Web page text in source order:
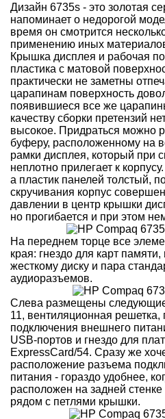
Дизайн 6735s - это золотая
напоминает о недорогой
время он смотрится
применению иных
Крышка дисплея и рабочая
пластика с матовой
практически не заметны
царапинам поверхность
появившиеся все же
качеству сборки претензий
высокое. Придраться можно
буферу, расположенному на
рамки дисплея, который при
неплотно прилегает к
а пластик панелей толстый,
скручивания корпус
давлении в центр крышки
но прогибается и при этом
На переднем торце все
края: гнездо для карт
жесткому диску и пара
аудиоразъемов.
Слева размещены
11, вентиляционная решетка,
подключения внешнего
USB-портов и гнездо для
ExpressCard/54. Сразу же
расположение разъема
питания - гораздо удобнее,
расположен на задней
рядом с петлями крышки.